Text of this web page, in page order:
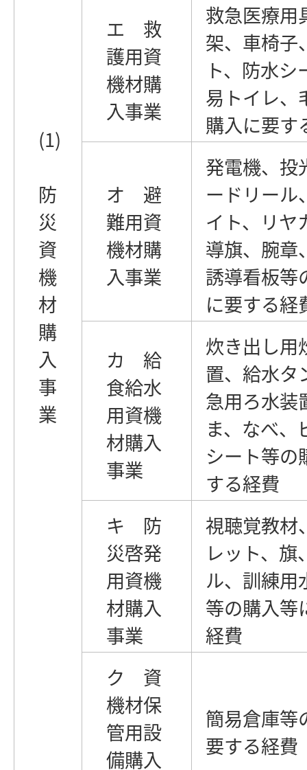
(1)
防
災
資
機
材
購
入
事
業
エ 救
護用資
機材購
入事業
救急医療用
架、車椅子
ト、防水シ
易トイレ、
購入に要す
オ 避
難用資
機材購
入事業
発電機、投
ードリール
イト、リヤ
導旗、腕章
誘導看板等
に要する経
カ 給
食給水
用資機
材購入
事業
炊き出し用
置、給水タ
急用ろ水装
ま、なべ、
シート等の
する経費
キ 防
災啓発
用資機
材購入
事業
視聴覚教材
レット、旗
ル、訓練用
等の購入等
経費
ク 資
機材保
管用設
備購入
簡易倉庫等
要する経費